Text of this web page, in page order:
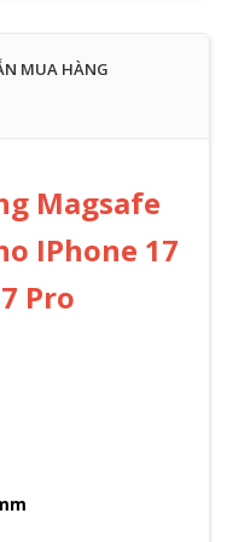
MUA HÀNG
Magsafe
IPhone 17
Pro